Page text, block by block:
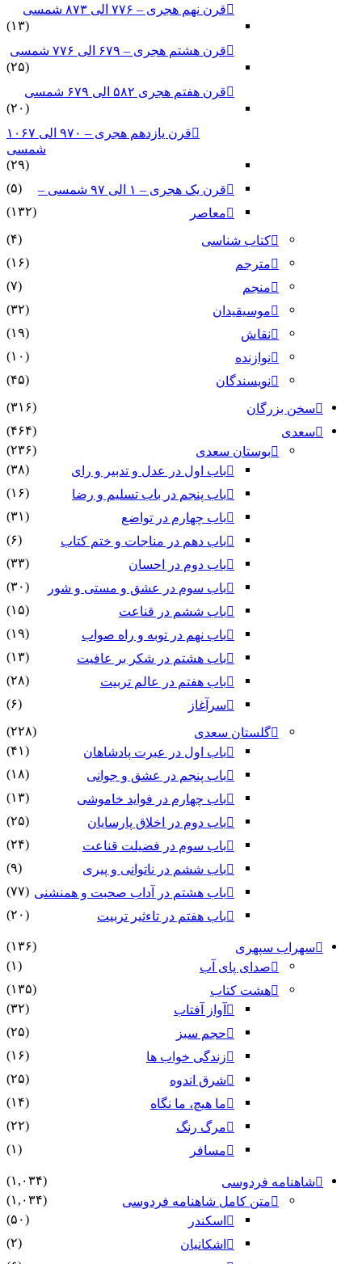
قرن نهم هجری – ۷۷۶ الی ۸۷۳ شمسی
(۱۳)
قرن هشتم هجری – ۶۷۹ الی ۷۷۶ شمسی
(۲۵)
قرن هفتم هجری ۵۸۲ الی ۶۷۹ شمسی
(۲۰)
قرن یازدهم هجری – ۹۷۰ الی ۱۰۶۷
شمسی
(۲۹)
قرن یک هجری – ۱ الی ۹۷ شمسی –
(۵)
معاصر
(۱۳۲)
کتاب شناسی
(۴)
مترجم
(۱۶)
منجم
(۷)
موسیقیدان
(۳۲)
نقاش
(۱۹)
نوازنده
(۱۰)
نویسندگان
(۴۵)
سخن بزرگان
(۳۱۶)
سعدی
(۴۶۴)
بوستان سعدی
(۲۳۶)
باب اول در عدل و تدبیر و رای
(۳۸)
باب پنجم در باب تسلیم و رضا
(۱۶)
باب چهارم در تواضع
(۳۱)
باب دهم در مناجات و ختم کتاب
(۶)
باب دوم در احسان
(۳۳)
باب سوم در عشق و مستی و شور
(۳۰)
باب ششم در قناعت
(۱۵)
باب نهم در توبه و راه صواب
(۱۹)
باب هشتم در شکر بر عافیت
(۱۳)
باب هفتم در عالم تربیت
(۲۸)
سرآغاز
(۶)
گلستان سعدی
(۲۲۸)
باب اول در عبرت پادشاهان
(۴۱)
باب پنجم در عشق و جوانى
(۱۸)
باب چهارم در فواید خاموشى
(۱۳)
باب دوم در اخلاق پارسایان
(۲۵)
باب سوم در فضیلت قناعت
(۲۴)
باب ششم در ناتوانى و پیرى
(۹)
باب هشتم در آداب صحبت و همنشنى (۷۷)
باب هفتم در تاءثیر تربیت
(۲۰)
سهراب سپهری
(۱۳۶)
صدای پای آب
(۱)
هشت کتاب
(۱۳۵)
آواز آفتاب
(۳۲)
حجم سبز
(۲۵)
زندگی خواب ها
(۱۶)
شرق اندوه
(۲۵)
ما هیچ، ما نگاه
(۱۴)
مرگ رنگ
(۲۲)
مسافر
(۱)
شاهنامه فردوسی
(۱,۰۳۴)
متن کامل شاهنامه فردوسی
(۱,۰۳۴)
اسکندر
(۵۰)
اشکانیان
(۲)